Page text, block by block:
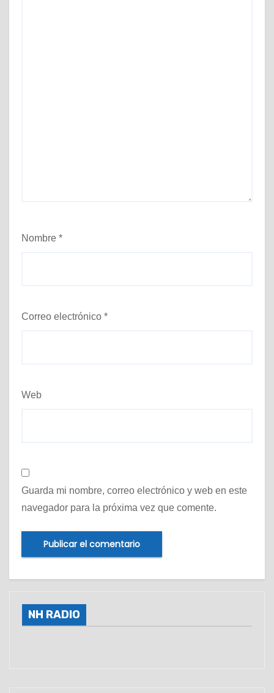
Nombre *
Correo electrónico *
Web
Guarda mi nombre, correo electrónico y web en este
navegador para la próxima vez que comente.
NH RADIO